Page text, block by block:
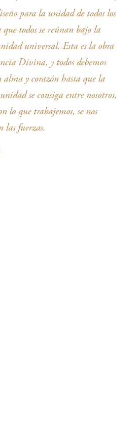
para la unidad de todos los
que todos se reúnan bajo la
universal. Esta es la obra
Divina, y todos debemos
alma y corazón hasta que la
se consiga entre nosotros,
lo que trabajemos, se nos
las fuerzas.